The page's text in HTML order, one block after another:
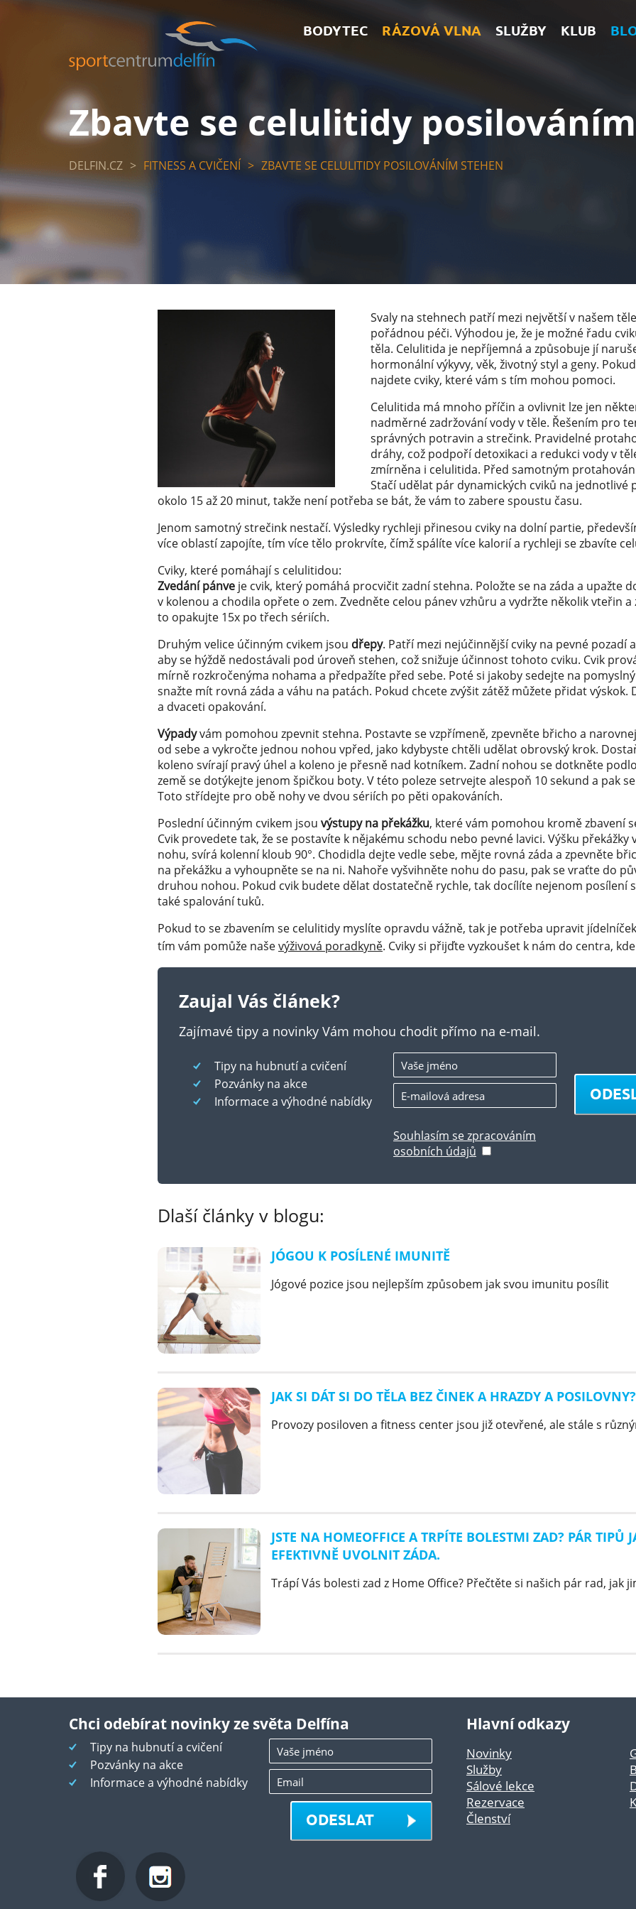
BODYTEC RÁZOVÁ VLNA SLUŽBY KLUB
Zbavte se celulitidy
DELFIN.CZ > FITNESS A CVIČENÍ > ZBAVTE SE CELULITIDY POSILOVÁNÍM STEHEN
Svaly na stehnech patří mezi největší v našem
pořádnou péči. Výhodou je, že je možné řadu
těla. Celulitida je nepříjemná a způsobuje jí
hormonální výkyvy, věk, životný styl a geny.
najdete cviky, které vám s tím mohou pomoci.
Celulitida má mnoho příčin a ovlivnit lze jen
nadměrné zadržování vody v těle. Řešením pro
správných potravin a strečink. Pravidelné
dráhy, což podpoří detoxikaci a redukci vody v
zmírněna i celulitida. Před samotným
Stačí udělat pár dynamických cviků na jednotlivé
okolo 15 až 20 minut, takže není potřeba se bát, že vám to zabere spoustu času.
Jenom samotný strečink nestačí. Výsledky rychleji přinesou cviky na dolní partie,
více oblastí zapojíte, tím více tělo prokrvíte, čímž spálíte více kalorií a rychleji se zbavíte
Cviky, které pomáhají s celulitidou:
Zvedání pánve je cvik, který pomáhá procvičit zadní stehna. Položte se na záda a upažte
v kolenou a chodila opřete o zem. Zvedněte celou pánev vzhůru a vydržte několik vteřin a
to opakujte 15x po třech sériích.
Druhým velice účinným cvikem jsou dřepy. Patří mezi nejúčinnější cviky na pevné pozadí
aby se hýždě nedostávali pod úroveň stehen, což snižuje účinnost tohoto cviku. Cvik
mírně rozkročenýma nohama a předpažíte před sebe. Poté si jakoby sedejte na
snažte mít rovná záda a váhu na patách. Pokud chcete zvýšit zátěž můžete přidat
a dvaceti opakování.
Výpadyvám pomohou zpevnit stehna. Postavte se vzpřímeně, zpevněte břicho a
od sebe a vykročte jednou nohou vpřed, jako kdybyste chtěli udělat obrovský krok.
koleno svírají pravý úhel a koleno je přesně nad kotníkem. Zadní nohou se dotkněte
země se dotýkejte jenom špičkou boty. V této poleze setrvejte alespoň 10 sekund a pak
Toto střídejte pro obě nohy ve dvou sériích po pěti opakováních.
Poslední účinným cvikem jsou výstupy na překážku, které vám pomohou kromě zbavení
Cvik provedete tak, že se postavíte k nějakému schodu nebo pevné lavici. Výšku překážky
nohu, svírá kolenní kloub 90°. Chodidla dejte vedle sebe, mějte rovná záda a zpevněte
na překážku a vyhoupněte se na ni. Nahoře vyšvihněte nohu do pasu, pak se vraťte do
druhou nohou. Pokud cvik budete dělat dostatečně rychle, tak docílíte nejenom posílení
také spalování tuků.
Pokud to se zbavením se celulitidy myslíte opravdu vážně, tak je potřeba upravit
tím vám pomůže naševýživová poradkyně. Cviky si přijďte vyzkoušet k nám do centra,
Zaujal Vás článek?
Zajímavé tipy a novinky Vám mohou chodit přímo na e-mail.
Tipy na hubnutí a cvičení
Pozvánky na akce
Informace a výhodné nabídky
Souhlasím se zpracováním
osobních údajů
Dlaší články v blogu:
JÓGOU K POSÍLENÉ IMUNITĚ
Jógové pozice jsou nejlepším způsobem jak svou imunitu posílit
JAK SI DÁT SI DO TĚLA BEZ ČINEK A HRAZDY A POSILOVNY?
Provozy posiloven a fitness center jsou již otevřené, ale stále s
JSTE NA HOMEOFFICE A TRPÍTE BOLESTMI ZAD? PÁR TIPŮ
EFEKTIVNĚ UVOLNIT ZÁDA.
Trápí Vás bolesti zad z Home Office? Přečtěte si našich pár rad, jak
Chci odebírat novinky ze světa Delfína
Tipy na hubnutí a cvičení
Pozvánky na akce
Informace a výhodné nabídky
ODESLAT
Hlavní odkazy
Novinky
Služby
Sálové lekce
Rezervace
Členství